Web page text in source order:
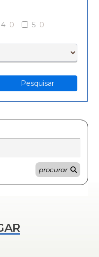
4 0 5 0
Pesquisar
procurar